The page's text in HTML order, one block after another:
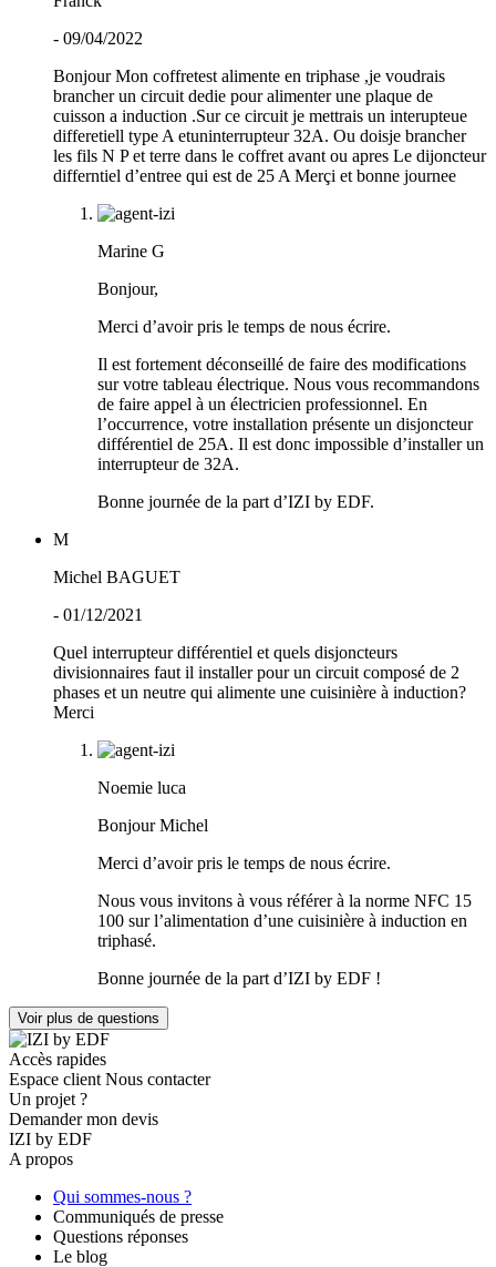
- 09/04/2022
Bonjour Mon coffretest alimente en triphase ,je voudrais
brancher un circuit dedie pour alimenter une plaque de
cuisson a induction .Sur ce circuit je mettrais un interupteue
differetiell type A etuninterrupteur 32A. Ou doisje brancher
les fils N P et terre dans le coffret avant ou apres Le dijoncteur
differntiel d’entree qui est de 25 A Merçi et bonne journee
Marine G
Bonjour,
Merci d’avoir pris le temps de nous écrire.
Il est fortement déconseillé de faire des modifications
sur votre tableau électrique. Nous vous recommandons
de faire appel à un électricien professionnel. En
l’occurrence, votre installation présente un disjoncteur
différentiel de 25A. Il est donc impossible d’installer un
interrupteur de 32A.
Bonne journée de la part d’IZI by EDF.
M
Michel BAGUET
- 01/12/2021
Quel interrupteur différentiel et quels disjoncteurs
divisionnaires faut il installer pour un circuit composé de 2
phases et un neutre qui alimente une cuisinière à induction?
Merci
Noemie luca
Bonjour Michel
Merci d’avoir pris le temps de nous écrire.
Nous vous invitons à vous référer à la norme NFC 15
100 sur l’alimentation d’une cuisinière à induction en
triphasé.
Bonne journée de la part d’IZI by EDF !
Voir plus de questions
Accès rapides
Espace client Nous contacter
Un projet ?
Demander mon devis
IZI by EDF
A propos
Qui sommes-nous ?
Communiqués de presse
Questions réponses
Le blog